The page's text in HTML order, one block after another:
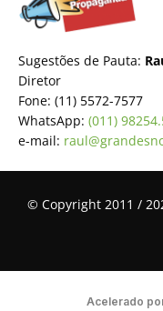
Sugestões de Pauta:
Diretor
Fone: (11) 5572-7577
WhatsApp: (011)
e-mail:
© Copyright 2011 /
Acelerado